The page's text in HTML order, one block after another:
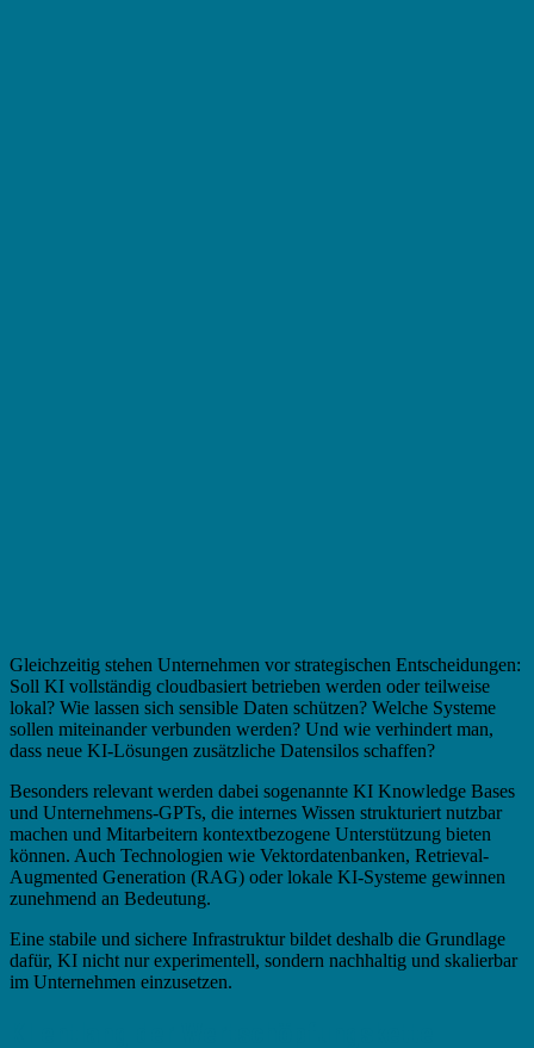
Gleichzeitig stehen Unternehmen vor strategischen Entscheidungen:
Soll KI vollständig cloudbasiert betrieben werden oder teilweise
lokal? Wie lassen sich sensible Daten schützen? Welche Systeme
sollen miteinander verbunden werden? Und wie verhindert man,
dass neue KI-Lösungen zusätzliche Datensilos schaffen?
Besonders relevant werden dabei sogenannte KI Knowledge Bases
und Unternehmens-GPTs, die internes Wissen strukturiert nutzbar
machen und Mitarbeitern kontextbezogene Unterstützung bieten
können. Auch Technologien wie Vektordatenbanken, Retrieval-
Augmented Generation (RAG) oder lokale KI-Systeme gewinnen
zunehmend an Bedeutung.
Eine stabile und sichere Infrastruktur bildet deshalb die Grundlage
dafür, KI nicht nur experimentell, sondern nachhaltig und skalierbar
im Unternehmen einzusetzen.